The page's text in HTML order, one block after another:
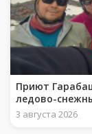
Приют
ледово-
3 августа 2026